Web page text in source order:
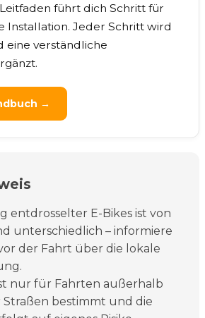
führt dich Schritt für
Installation. Jeder Schritt wird
eine verständliche
→
entdrosselter E-Bikes ist von
unterschiedlich – informiere
der Fahrt über die lokale
nur für Fahrten außerhalb
bestimmt und die